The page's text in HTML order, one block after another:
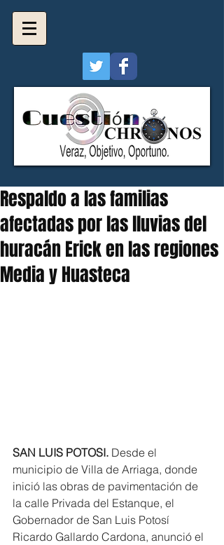
Respaldo a las familias
afectadas por las lluvias del
huracán Erick en las regiones
Media y Huasteca
SAN LUIS POTOSI. Desde el
municipio de Villa de Arriaga, donde
inició las obras de pavimentación de
la calle Privada del Estanque, el
Gobernador de San Luis Potosí
Ricardo Gallardo Cardona, anunció el